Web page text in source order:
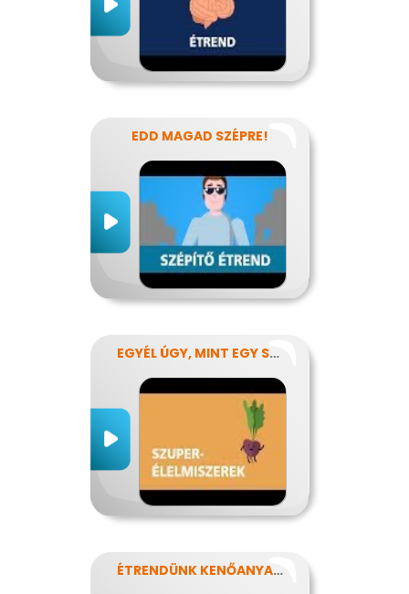
EDD MAGAD SZÉPRE!
EGYÉL ÚGY, MINT EGY SZUPERHŐS!
ÉTRENDÜNK KENŐANYAGAI: A ZSÍROK